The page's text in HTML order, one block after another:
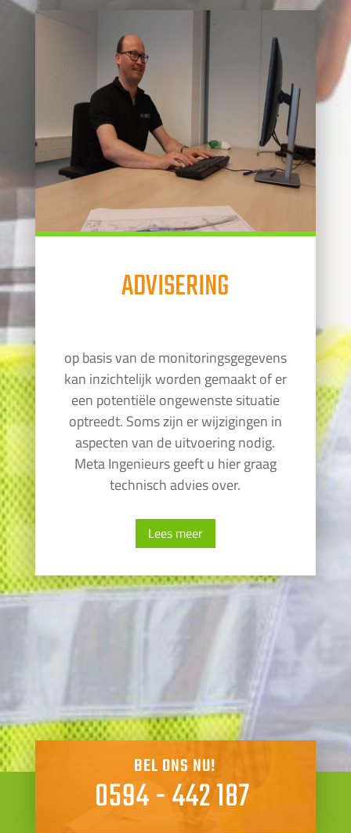
ADVISERING
op basis van de monitoringsgegevens
kan inzichtelijk worden gemaakt of er
een potentiële ongewenste situatie
optreedt. Soms zijn er wijzigingen in
aspecten van de uitvoering nodig.
Meta Ingenieurs geeft u hier graag
technisch advies over.
Lees meer
BEL ONS NU!
0594 - 442 187